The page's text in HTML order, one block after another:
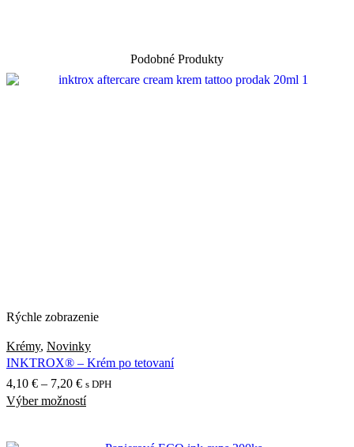
Podobné Produkty
Rýchle zobrazenie
Krémy, Novinky
INKTROX® – Krém po tetovaní
4,10 € – 7,20 €Price
range:
s DPH
Výber možnostíTento